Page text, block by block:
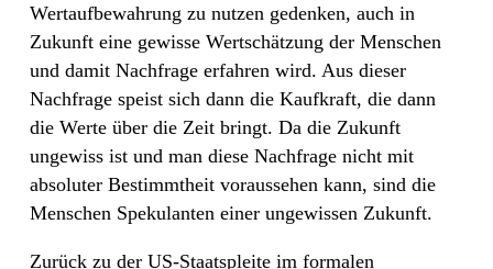
Wertaufbewahrung zu nutzen gedenken, auch in
Zukunft eine gewisse Wertschätzung der Menschen
und damit Nachfrage erfahren wird. Aus dieser
Nachfrage speist sich dann die Kaufkraft, die dann
die Werte über die Zeit bringt. Da die Zukunft
ungewiss ist und man diese Nachfrage nicht mit
absoluter Bestimmtheit voraussehen kann, sind die
Menschen Spekulanten einer ungewissen Zukunft.
Zurück zu der US-Staatspleite im formalen